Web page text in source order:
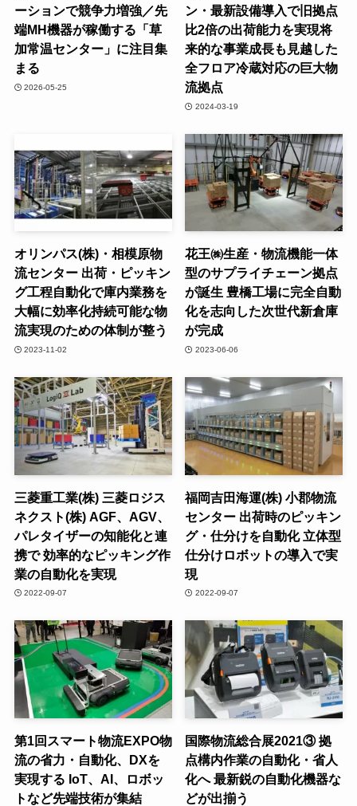
ーションで競争力増強／先
端MH機器が稼働する「草
加常温センター」に注目集
まる
2026-05-25
ン・最新設備導入で旧拠点
比2倍の出荷能力を実現将
来的な事業成長も見越した
全フロア冷蔵対応の巨大物
流拠点
2024-03-19
オリンパス(株)・相模原物
流センター 出荷・ピッキン
グ工程自動化で庫内業務を
大幅に効率化持続可能な物
流実現のための体制が整う
2023-11-02
花王㈱生産・物流機能一体
型のサプライチェーン拠点
が誕生 豊橋工場に完全自動
化を志向した次世代新倉庫
が完成
2023-06-06
三菱重工業(株) 三菱ロジス
ネクスト(株) AGF、AGV、
パレタイザーの知能化と連
携で 効率的なピッキング作
業の自動化を実現
2022-09-07
福岡吉田海運(株) 小郡物流
センター 出荷時のピッキン
グ・仕分けを自動化 立体型
仕分けロボットの導入で実
現
2022-09-07
第1回スマート物流EXPO物
流の省力・自動化、DXを
実現する IoT、AI、ロボッ
トなど先端技術が集結
国際物流総合展2021③ 拠
点構内作業の自動化・省人
化へ 最新鋭の自動化機器な
どが出揃う